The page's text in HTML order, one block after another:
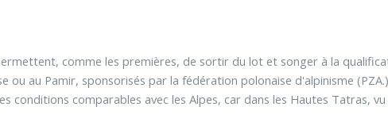
comme les premières, de sortir du lot et songer à la
ou au Pamir, sponsorisés par la fédération polonaise d'alpinisme
conditions comparables avec les Alpes, car dans les Hautes Tatras,